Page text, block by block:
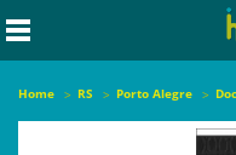
Home RS Porto Alegre